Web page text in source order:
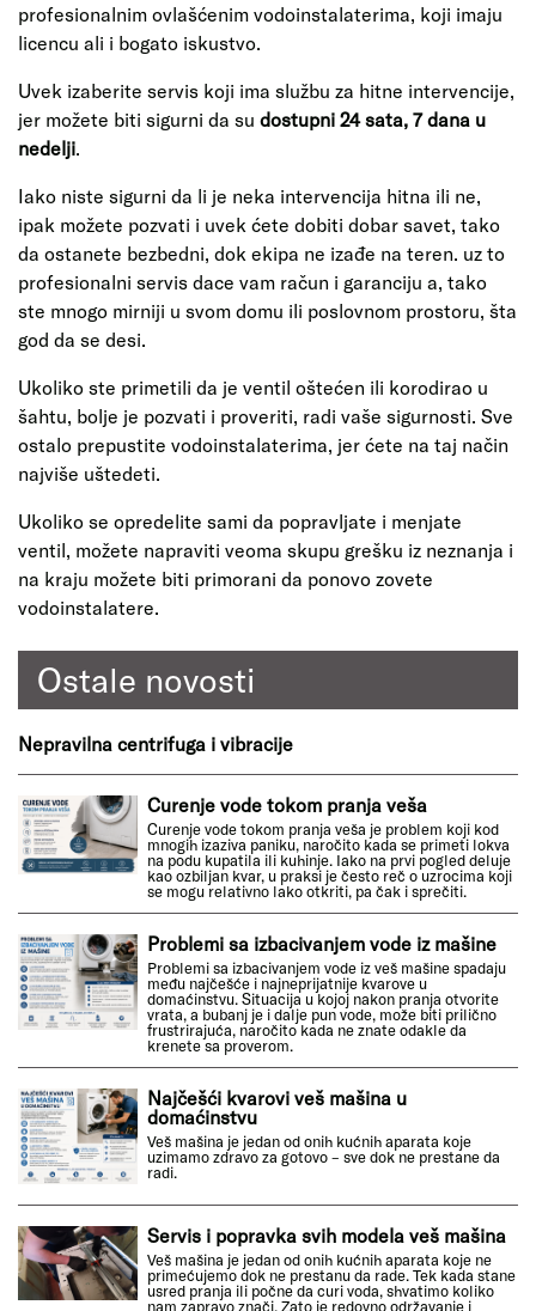
profesionalnim ovlašćenim vodoinstalaterima, koji imaju
licencu ali i bogato iskustvo.
Uvek izaberite servis koji ima službu za hitne intervencije,
jer možete biti sigurni da su dostupni 24 sata, 7 dana u
nedelji
Iako niste sigurni da li je neka intervencija hitna ili ne,
ipak možete pozvati i uvek ćete dobiti dobar savet, tako
da ostanete bezbedni, dok ekipa ne izađe na teren. uz to
profesionalni servis dace vam račun i garanciju a, tako
ste mnogo mirniji u svom domu ili poslovnom prostoru, šta
god da se desi.
Ukoliko ste primetili da je ventil oštećen ili korodirao u
šahtu, bolje je pozvati i proveriti, radi vaše sigurnosti. Sve
ostalo prepustite vodoinstalaterima, jer ćete na taj način
najviše uštedeti.
Ukoliko se opredelite sami da popravljate i menjate
ventil, možete napraviti veoma skupu grešku iz neznanja i
na kraju možete biti primorani da ponovo zovete
vodoinstalatere.
Ostale novosti
Nepravilna centrifuga i vibracije
Curenje vode tokom pranja veša
Curenje vode tokom pranja veša je problem koji kod
mnogih izaziva paniku, naročito kada se primeti lokva
na podu kupatila ili kuhinje. Iako na prvi pogled deluje
kao ozbiljan kvar, u praksi je često reč o uzrocima koji
se mogu relativno lako otkriti, pa čak i sprečiti.
Problemi sa izbacivanjem vode iz mašine
Problemi sa izbacivanjem vode iz veš mašine spadaju
među najčešće i najneprijatnije kvarove u
domaćinstvu. Situacija u kojoj nakon pranja otvorite
vrata, a bubanj je i dalje pun vode, može biti prilično
frustrirajuća, naročito kada ne znate odakle da
krenete sa proverom.
Najčešći kvarovi veš mašina u
domaćinstvu
Veš mašina je jedan od onih kućnih aparata koje
uzimamo zdravo za gotovo – sve dok ne prestane da
radi.
Servis i popravka svih modela veš mašina
Veš mašina je jedan od onih kućnih aparata koje ne
primećujemo dok ne prestanu da rade. Tek kada stane
usred pranja ili počne da curi voda, shvatimo koliko
nam zapravo znači. Zato je redovno održavanje i